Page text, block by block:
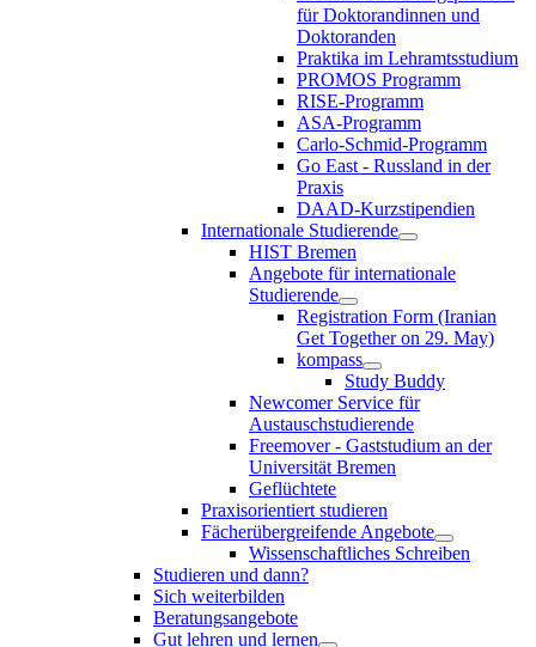
für Doktorandinnen und
Doktoranden
Praktika im Lehramtsstudium
PROMOS Programm
RISE-Programm
ASA-Programm
Carlo-Schmid-Programm
Go East - Russland in der
Praxis
DAAD-Kurzstipendien
Internationale Studierende
HIST Bremen
Angebote für internationale
Studierende
Registration Form (Iranian
Get Together on 29. May)
kompass
Study Buddy
Newcomer Service für
Austauschstudierende
Freemover - Gaststudium an der
Universität Bremen
Geflüchtete
Praxisorientiert studieren
Fächerübergreifende Angebote
Wissenschaftliches Schreiben
Studieren und dann?
Sich weiterbilden
Beratungsangebote
Gut lehren und lernen